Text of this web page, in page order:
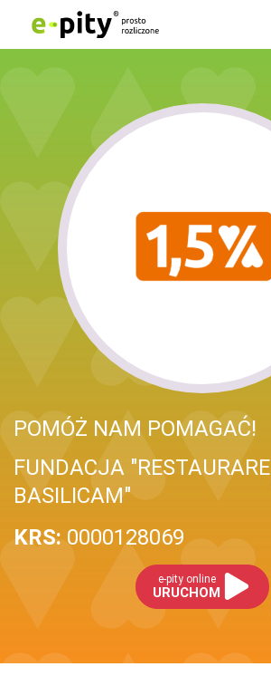
POMÓŻ NAM POMAGAĆ!
FUNDACJA "RESTAURARE
BASILICAM"
KRS: 0000128069
e-pity online
URUCHOM